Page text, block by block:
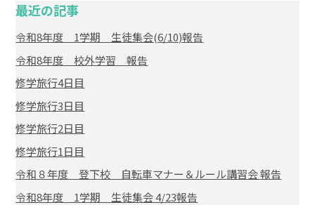
最近の記事
令和8年度 1学期 生徒集会(6/10)報告
令和8年度 校外学習 報告
修学旅行4日目
修学旅行3日目
修学旅行2日目
修学旅行1日目
令和８年度 登下校 自転車マナー＆ルール講習会 報告
令和8年度 1学期 生徒集会 4/23報告